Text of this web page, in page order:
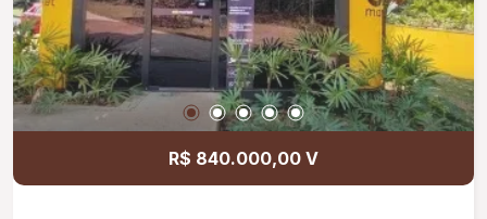
R$ 840.000,00 V